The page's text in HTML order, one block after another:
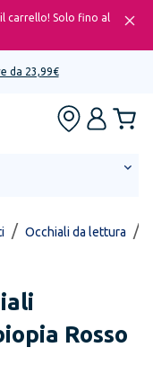
carrello! Solo fino al
da 23,99€
/ Occhiali da lettura /
Rosso